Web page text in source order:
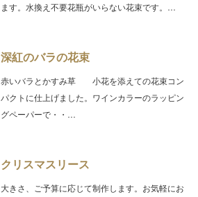
ます。水換え不要花瓶がいらない花束です。…
深紅のバラの花束
赤いバラとかすみ草 小花を添えての花束コン
パクトに仕上げました。ワインカラーのラッピン
グペーパーで・・…
クリスマスリース
大きさ、ご予算に応じて制作します。お気軽にお